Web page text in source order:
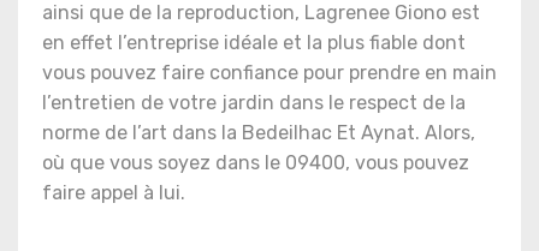
ainsi que de la reproduction, Lagrenee Giono est
en effet l’entreprise idéale et la plus fiable dont
vous pouvez faire confiance pour prendre en main
l’entretien de votre jardin dans le respect de la
norme de l’art dans la Bedeilhac Et Aynat. Alors,
où que vous soyez dans le 09400, vous pouvez
faire appel à lui.